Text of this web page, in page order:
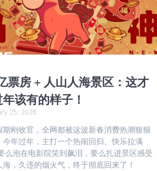
票房 + 人山人海景区：这才
该有的样子！
25, 2026
期刚收官，全网都被这波新春消费热潮狠狠
今年过年，主打一个热闹回归、快乐拉满
泡在电影院笑到飙泪，要么扎进景区感受
海，久违的烟火气，终于彻底回来了！